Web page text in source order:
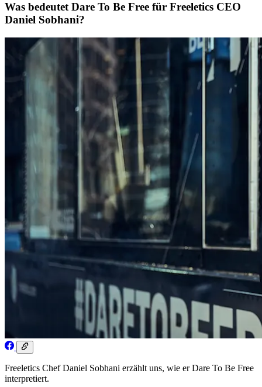
Was bedeutet Dare To Be Free für Freeletics CEO
Daniel Sobhani?
Freeletics Chef Daniel Sobhani erzählt uns, wie er Dare To Be Free
interpretiert.